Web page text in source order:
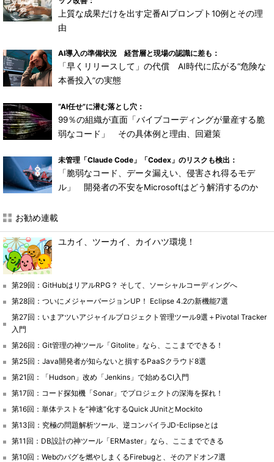
上質な成果だけを出す定番AIプロンプト10例とその理
由
AI導入の準備状況 経営層と現場の認識に差も：
「早くリリースして」の代償 AI時代に広がる“危険な
本番投入”の実態
“AI任せ”に潜む落とし穴：
99％の組織が直面「バイブコーディングが量産する脆
弱なコード」 その具体例と理由、回避策
未管理「Claude Code」「Codex」のリスクも検出：
「脆弱なコード、データ漏えい、侵害され得るモデ
ル」 開発者の不安をMicrosoftはどう解消するのか
お勧め連載
ユカイ、ツーカイ、カイハツ環境！
第29回：GitHubはリアルRPG？ そして、ソーシャルコーディングへ
第28回：ついにメジャーバージョンUP！ Eclipse 4.2の新機能7選
第27回：いまアツいアジャイルプロジェクト管理ツール9選＋Pivotal Tracker
入門
第26回：Git管理の神ツール「Gitolite」なら、ここまでできる！
第25回：Java開発者が知らないと損するPaaSクラウド8選
第21回：「Hudson」改め「Jenkins」で始めるCI入門
第17回：コード探知機「Sonar」でプロジェクトの深海を探れ！
第16回：単体テストを“神速”化するQuick JUnitとMockito
第13回：究極の問題解析ツール、逆コンパイラJD-Eclipseとは
第11回：DB設計の神ツール「ERMaster」なら、ここまでできる
第10回：Webのバグを燃やしまくるFirebugと、そのアドオン7選